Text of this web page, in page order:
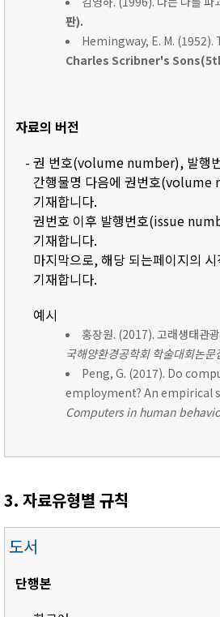
판).
Hemingway, E. M. (1952).
Charles Scribner's
자료의 버전
- 권 번호(volume number), 발행
간행물명 다음에 권번호(volume
기재합니다.
권번호 이후 발행번호(issue
기재합니다.
마지막으로, 해당 되는페이지의
기재합니다.
예시
홍장원. (2017). 고래생태관
국해양환경공학회 학술대회논
Peng, G. (2017). Do
employment? An empirical
Computers in human
3. 자료유형별 규칙
도서
단행본